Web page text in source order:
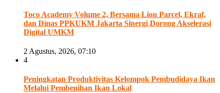
Toco Academy Volume 2, Bersama Lion Parcel, Ekraf,
dan Dinas PPKUKM Jakarta Sinergi Dorong Akselerasi
Digital UMKM
2 Agustus, 2026, 07:10
4
Peningkatan Produktivitas Kelompok Pembudidaya Ikan
Melalui Pembenihan Ikan Lokal